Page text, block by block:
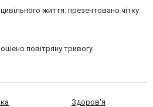
життя: презентовано чітку
повітряну тривогу
Здоров'я